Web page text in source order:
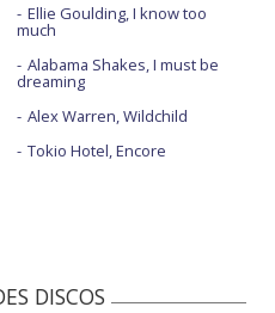
Ellie Goulding, I know too
much
Alabama Shakes, I must be
dreaming
Alex Warren, Wildchild
Tokio Hotel, Encore
DISCOS